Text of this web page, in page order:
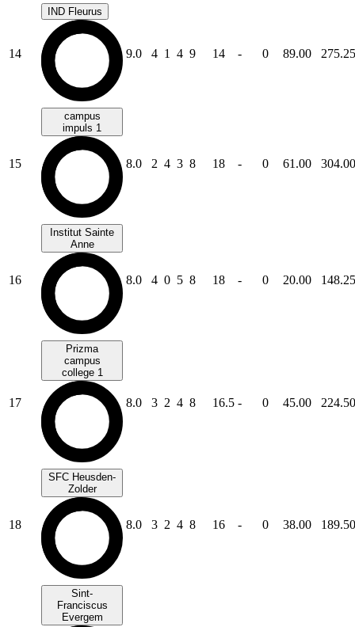
14
IND Fleurus
9.0 4 1 4 9 14 - 0 89.00 275.25
15
campus
impuls 1
8.0 2 4 3 8 18 - 0 61.00 304.00
16
Institut Sainte
Anne
8.0 4 0 5 8 18 - 0 20.00 148.25
17
Prizma
campus
college 1
8.0 3 2 4 8 16.5 - 0 45.00 224.50
18
SFC Heusden-
Zolder
8.0 3 2 4 8 16 - 0 38.00 189.50
Sint-
Franciscus
Evergem